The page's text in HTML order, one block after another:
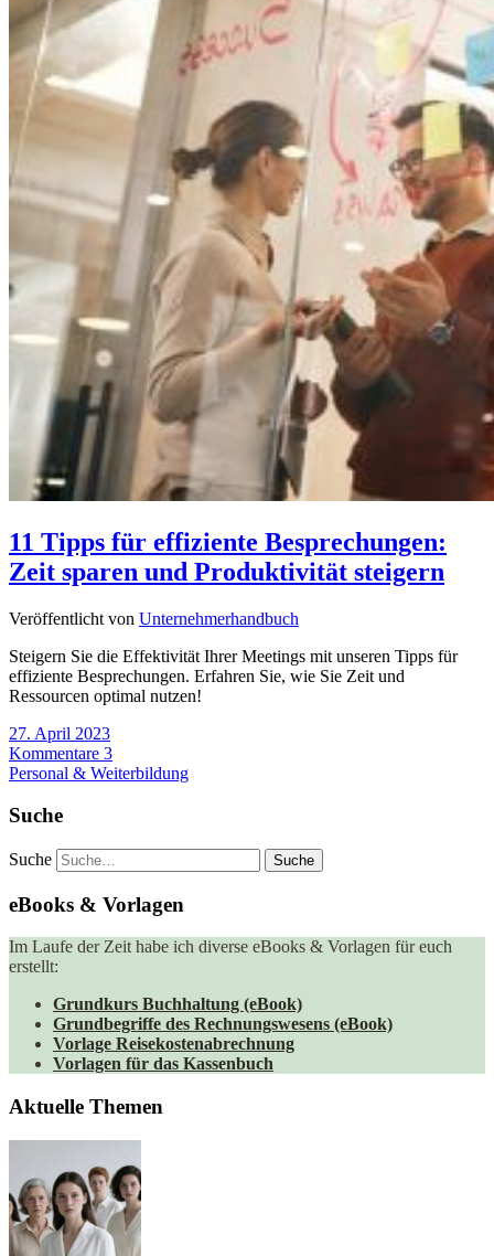
11 Tipps für effiziente Besprechungen:
Zeit sparen und Produktivität steigern
Veröffentlicht von Unternehmerhandbuch
Steigern Sie die Effektivität Ihrer Meetings mit unseren Tipps für
effiziente Besprechungen. Erfahren Sie, wie Sie Zeit und
Ressourcen optimal nutzen!
27. April 2023
Kommentare 3
Personal & Weiterbildung
Suche
Suche
eBooks & Vorlagen
Im Laufe der Zeit habe ich diverse eBooks & Vorlagen für euch
erstellt:
Grundkurs Buchhaltung (eBook)
Grundbegriffe des Rechnungswesens (eBook)
Vorlage Reisekostenabrechnung
Vorlagen für das Kassenbuch
Aktuelle Themen